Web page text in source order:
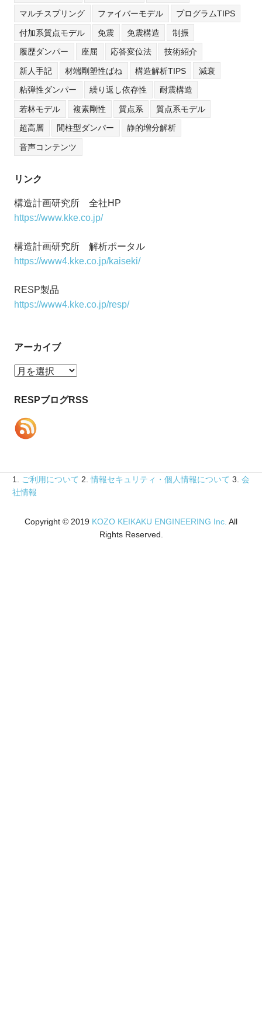
マルチスプリング ファイバーモデル プログラムTIPS
付加系質点モデル 免震 免震構造 制振
履歴ダンパー 座屈 応答変位法 技術紹介
新人手記 材端剛塑性ばね 構造解析TIPS 減衰
粘弾性ダンパー 繰り返し依存性 耐震構造
若林モデル 複素剛性 質点系 質点系モデル
超高層 間柱型ダンパー 静的増分解析
音声コンテンツ
リンク
構造計画研究所 全社HP
https://www.kke.co.jp/
構造計画研究所 解析ポータル
https://www4.kke.co.jp/kaiseki/
RESP製品
https://www4.kke.co.jp/resp/
アーカイブ
ア
カ
ブ
RESPブログRSS
1. ご利用について 2.情報セキュリティ・個人情報について 3. 会
社情報
Copyright © 2019 KOZO KEIKAKU ENGINEERING Inc. All
Rights Reserved.